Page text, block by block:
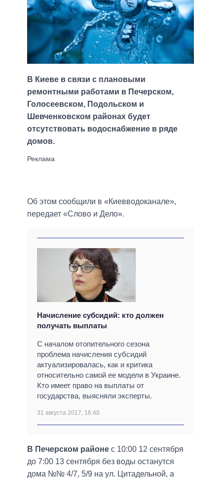
В Киеве в связи с плановыми
ремонтными работами в Печерском,
Голосеевском, Подольском и
Шевченковском районах будет
отсутствовать водоснабжение в ряде
домов.
Об этом сообщили в «Киевводоканале»,
передает «Слово и Дело».
Начисление субсидий: кто должен
получать выплаты
С началом отопительного сезона
проблема начисления субсидий
актуализировалась, как и критика
относительно самой ее модели в Украине.
Кто имеет право на выплаты от
государства, выясняли эксперты.
31 августа 2017, 16:40
В Печерском районе с 10:00 12 сентября
до 7:00 13 сентября без воды останутся
дома №№ 4/7, 5/9 на ул. Цитадельной, а